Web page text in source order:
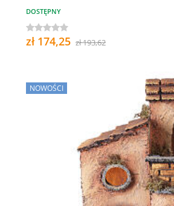
DOSTĘPNY
zł 174,25 zł 193,62
NOWOŚCI